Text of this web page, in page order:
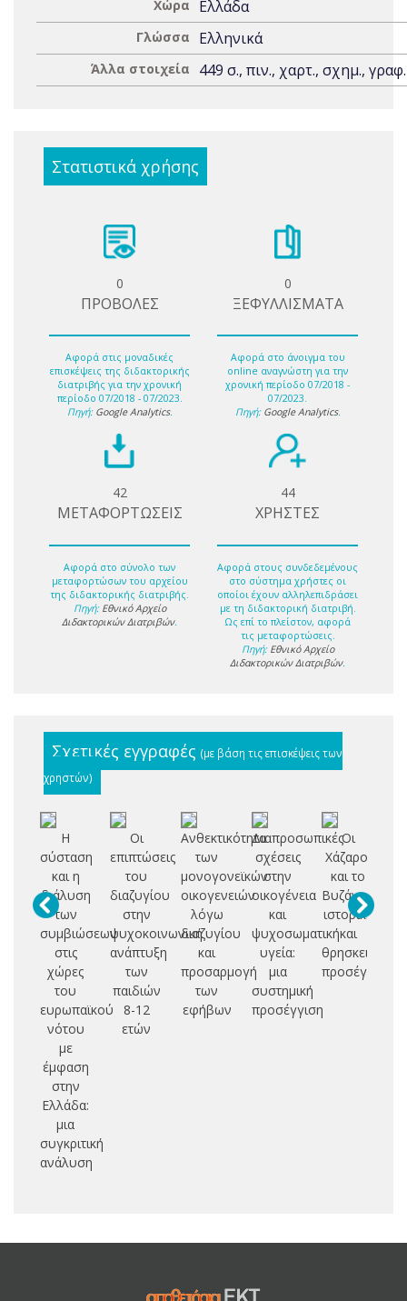
Χώρα Ελλάδα
Γλώσσα Ελληνικά
Άλλα στοιχεία 449 σ., πιν., χαρτ., σχημ., γραφ.
Στατιστικά χρήσης
0
ΠΡΟΒΟΛΕΣ
Αφορά στις μοναδικές
επισκέψεις της διδακτορικής
διατριβής για την χρονική
περίοδο 07/2018 - 07/2023.
Πηγή: Google Analytics.
0
ΞΕΦΥΛΛΙΣΜΑΤΑ
Αφορά στο άνοιγμα του
online αναγνώστη για την
χρονική περίοδο 07/2018 -
07/2023.
Πηγή: Google Analytics.
42
ΜΕΤΑΦΟΡΤΩΣΕΙΣ
Αφορά στο σύνολο των
μεταφορτώσων του αρχείου
της διδακτορικής διατριβής.
Πηγή: Εθνικό Αρχείο
Διδακτορικών Διατριβών.
44
ΧΡΗΣΤΕΣ
Αφορά στους συνδεδεμένους
στο σύστημα χρήστες οι
οποίοι έχουν αλληλεπιδράσει
με τη διδακτορική διατριβή.
Ως επί το πλείστον, αφορά
τις μεταφορτώσεις.
Πηγή: Εθνικό Αρχείο
Διδακτορικών Διατριβών.
Σχετικές εγγραφές (με βάση τις επισκέψεις των
χρηστών)
Η
σύσταση
και η
διάλυση
των
συμβιώσεων
στις
χώρες
του
ευρωπαϊκού
νότου
με
έμφαση
στην
Ελλάδα:
μια
συγκριτική
ανάλυση
Οι
επιπτώσεις
του
διαζυγίου
στην
ψυχοκοινωνική
ανάπτυξη
των
παιδιών
8-12
ετών
Ανθεκτικότητα
των
μονογονεϊκών
οικογενειών
λόγω
διαζυγίου
και
προσαρμογή
των
εφήβων
Διαπροσωπικές
σχέσεις
στην
οικογένεια
και
ψυχοσωματική
υγεία:
μια
συστημική
προσέγγιση
Οι
Χάζαροι
και το
Βυζάντιο:
ιστορική
και
προσέγγιση